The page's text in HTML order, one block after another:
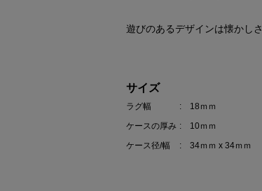
遊びのあるデザインは懐かし
サイズ
ラグ幅
: 18ｍｍ
ケースの厚み : 10ｍｍ
ケース径/幅
: 34ｍｍ x 34ｍｍ